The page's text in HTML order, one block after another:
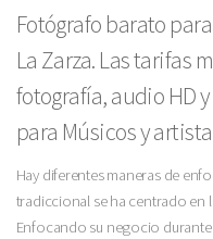
Fotógrafo barato
La Zarza. Las tarifas
fotografía, audio HD
para Músicos y
Hay diferentes maneras de
tradiccional se ha centrado en
Enfocando su negocio